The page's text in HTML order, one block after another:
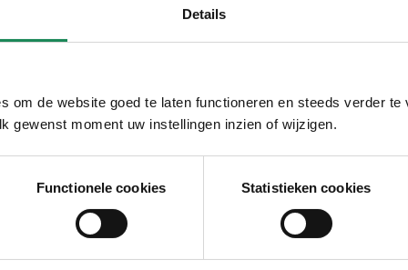
Details
om de website goed te laten functioneren en steeds verder te
gewenst moment uw instellingen inzien of wijzigen.
Functionele cookies Statistieken cookies
Heijn in nabije omgeving. Gunsige
hofje met 12 woningen waarvan 2
met 2 slaapkamers, 2 woonkamers
een loket speciaal voor senioren. Het